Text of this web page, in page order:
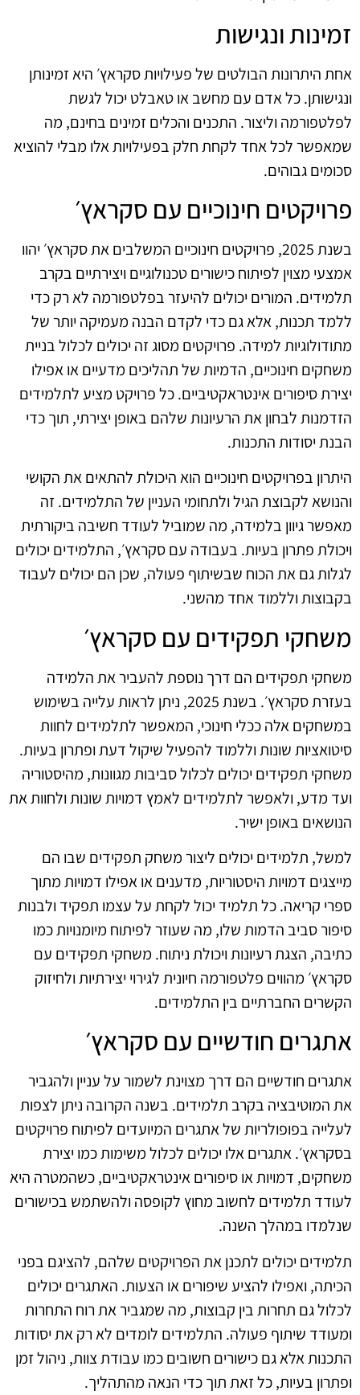
זמינות ונגישות
אחת היתרונות הבולטים של פעילויות סקראץ׳ היא זמינותן
ונגישותן. כל אדם עם מחשב או טאבלט יכול לגשת
לפלטפורמה וליצור. התכנים והכלים זמינים בחינם, מה
שמאפשר לכל אחד לקחת חלק בפעילויות אלו מבלי להוציא
סכומים גבוהים.
פרויקטים חינוכיים עם סקראץ׳
בשנת 2025, פרויקטים חינוכיים המשלבים את סקראץ׳ יהוו
אמצעי מצוין לפיתוח כישורים טכנולוגיים ויצירתיים בקרב
תלמידים. המורים יכולים להיעזר בפלטפורמה לא רק כדי
ללמד תכנות, אלא גם כדי לקדם הבנה מעמיקה יותר של
מתודולוגיות למידה. פרויקטים מסוג זה יכולים לכלול בניית
משחקים חינוכיים, הדמיות של תהליכים מדעיים או אפילו
יצירת סיפורים אינטראקטיביים. כל פרויקט מציע לתלמידים
הזדמנות לבחון את הרעיונות שלהם באופן יצירתי, תוך כדי
הבנת יסודות התכנות.
היתרון בפרויקטים חינוכיים הוא היכולת להתאים את הקושי
והנושא לקבוצת הגיל ולתחומי העניין של התלמידים. זה
מאפשר גיוון בלמידה, מה שמוביל לעודד חשיבה ביקורתית
ויכולת פתרון בעיות. בעבודה עם סקראץ׳, התלמידים יכולים
לגלות גם את הכוח שבשיתוף פעולה, שכן הם יכולים לעבוד
בקבוצות וללמוד אחד מהשני.
משחקי תפקידים עם סקראץ׳
משחקי תפקידים הם דרך נוספת להעביר את הלמידה
בעזרת סקראץ׳. בשנת 2025, ניתן לראות עלייה בשימוש
במשחקים אלה ככלי חינוכי, המאפשר לתלמידים לחוות
סיטואציות שונות וללמוד להפעיל שיקול דעת ופתרון בעיות.
משחקי תפקידים יכולים לכלול סביבות מגוונות, מהיסטוריה
ועד מדע, ולאפשר לתלמידים לאמץ דמויות שונות ולחוות את
הנושאים באופן ישיר.
למשל, תלמידים יכולים ליצור משחק תפקידים שבו הם
מייצגים דמויות היסטוריות, מדענים או אפילו דמויות מתוך
ספרי קריאה. כל תלמיד יכול לקחת על עצמו תפקיד ולבנות
סיפור סביב הדמות שלו, מה שעוזר לפיתוח מיומנויות כמו
כתיבה, הצגת רעיונות ויכולת ניתוח. משחקי תפקידים עם
סקראץ׳ מהווים פלטפורמה חיונית לגירוי יצירתיות ולחיזוק
הקשרים החברתיים בין התלמידים.
אתגרים חודשיים עם סקראץ׳
אתגרים חודשיים הם דרך מצוינת לשמור על עניין ולהגביר
את המוטיבציה בקרב תלמידים. בשנה הקרובה ניתן לצפות
לעלייה בפופולריות של אתגרים המיועדים לפיתוח פרויקטים
בסקראץ׳. אתגרים אלו יכולים לכלול משימות כמו יצירת
משחקים, דמויות או סיפורים אינטראקטיביים, כשהמטרה היא
לעודד תלמידים לחשוב מחוץ לקופסה ולהשתמש בכישורים
שנלמדו במהלך השנה.
תלמידים יכולים לתכנן את הפרויקטים שלהם, להציגם בפני
הכיתה, ואפילו להציע שיפורים או הצעות. האתגרים יכולים
לכלול גם תחרות בין קבוצות, מה שמגביר את רוח התחרות
ומעודד שיתוף פעולה. התלמידים לומדים לא רק את יסודות
התכנות אלא גם כישורים חשובים כמו עבודת צוות, ניהול זמן
ופתרון בעיות, כל זאת תוך כדי הנאה מהתהליך.